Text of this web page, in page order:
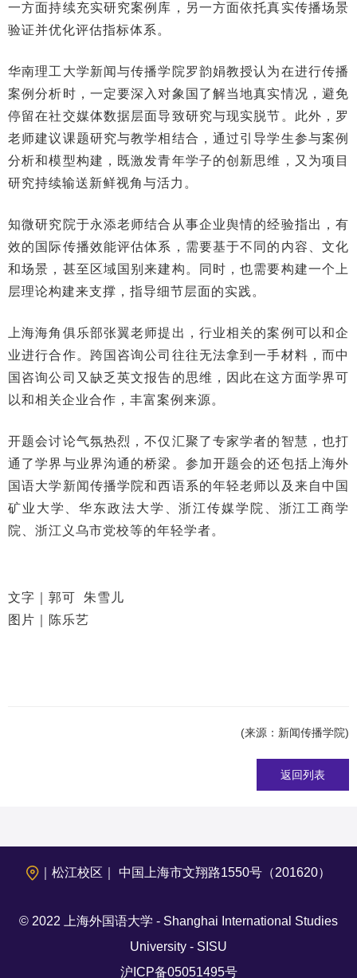
一方面持续充实研究案例库，另一方面依托真实传播场景
验证并优化评估指标体系。
华南理工大学新闻与传播学院罗韵娟教授认为在进行传播
案例分析时，一定要深入对象国了解当地真实情况，避免
停留在社交媒体数据层面导致研究与现实脱节。此外，罗
老师建议课题研究与教学相结合，通过引导学生参与案例
分析和模型构建，既激发青年学子的创新思维，又为项目
研究持续输送新鲜视角与活力。
知微研究院于永添老师结合从事企业舆情的经验指出，有
效的国际传播效能评估体系，需要基于不同的内容、文化
和场景，甚至区域国别来建构。同时，也需要构建一个上
层理论构建来支撑，指导细节层面的实践。
上海海角俱乐部张翼老师提出，行业相关的案例可以和企
业进行合作。跨国咨询公司往往无法拿到一手材料，而中
国咨询公司又缺乏英文报告的思维，因此在这方面学界可
以和相关企业合作，丰富案例来源。
开题会讨论气氛热烈，不仅汇聚了专家学者的智慧，也打
通了学界与业界沟通的桥梁。参加开题会的还包括上海外
国语大学新闻传播学院和西语系的年轻老师以及来自中国
矿业大学、华东政法大学、浙江传媒学院、浙江工商学
院、浙江义乌市党校等的年轻学者。
文字 郭可 朱雪儿
图片
陈乐艺
(来源：新闻传播学院)
返回列表
｜松江校区｜ 中国上海市文翔路1550号（201620）
© 2022 上海外国语大学 - Shanghai International Studies
University - SISU
沪ICP备05051495号